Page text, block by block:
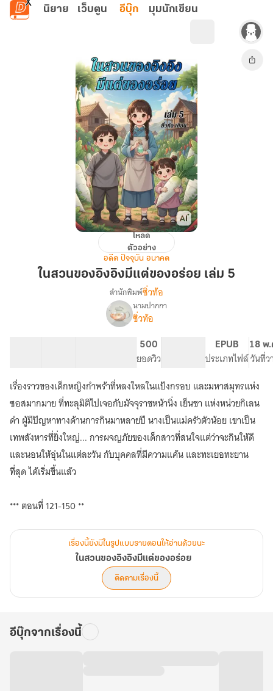
ข้ามไปยังเนื้อหาหลัก
นิยาย เว็บตูน อีบุ๊ก มุมนักเขียน
ของ
เล่ม
5
โหลด
ตัวอย่าง
อดีต ปัจจุบัน อนาคต
ในสวนของอิงอิงมีแต่ของอร่อย เล่ม 5
เรื่อง
ใน
สวน
ของ
อิง
อิง
มี
แต่
ของ
อร่อย
สำนักพิมพ์ซิ่วท้อ
นามปากกา
ซิ่วท้อ
500
ยอดวิว
EPUB
ประเภทไฟล์
18 พ
วันที่ว
เรื่องราวของเด็กหญิงกำพร้าที่หลงใหลในแป้งกรอบ และมหาสมุทรแห่ง
ซอสมากมาย ที่ทะลุมิติไปเจอกับมัจจุราชหน้านิ่ง เย็นชา แห่งหน่วยกิเลน
ดำ ผู้มีปัญหาทางด้านการกินมาหลายปี นางเป็นแม่ครัวตัวน้อย เขาเป็น
เทพสังหารที่ยิ่งใหญ่... การผจญภัยของเด็กสาวที่สนใจแต่ว่าจะกินให้ดี
และนอนให้อุ่นในแต่ละวัน กับบุคคลที่มีความแค้น และทะเยอทะยาน
ที่สุด ได้เริ่มขึ้นแล้ว
*** ตอนที่ 121-150 **
เรื่องนี้ยังมีในรูปแบบรายตอนให้อ่านด้วยนะ
ในสวนของอิงอิงมีแต่ของอร่อย
ติดตามเรื่องนี้
อีบุ๊กจากเรื่องนี้